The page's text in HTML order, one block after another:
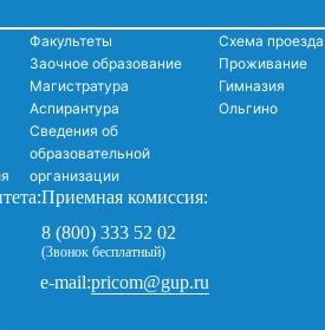
Факультеты
Заочное образование
Магистратура
Аспирантура
Сведения об
образовательной
организации
Схема проезда
Проживание
Гимназия
Ольгино
Приемная комиссия:
8 (800) 333 52 02
(Звонок бесплатный)
e-mail:pricom@gup.ru